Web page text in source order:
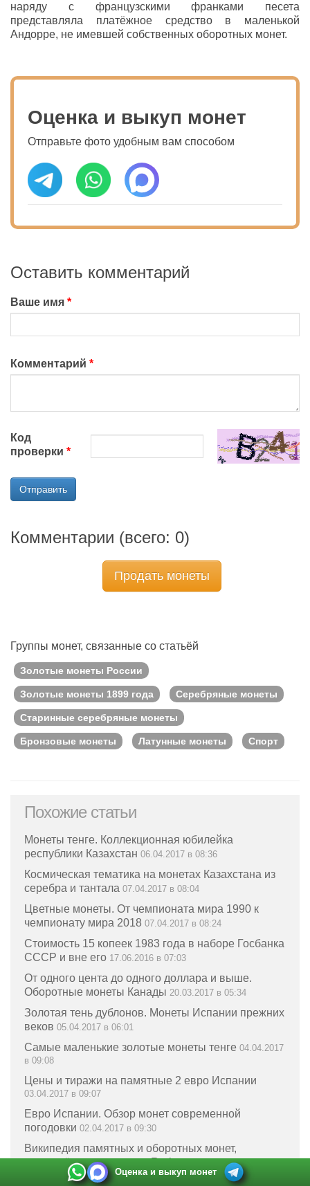
наряду с французскими франками песета
представляла платёжное средство в маленькой
Андорре, не имевшей собственных оборотных монет.
Оценка и выкуп монет
Отправьте фото удобным вам способом
Оставить комментарий
Ваше имя
Комментарий
Код
проверки
Отправить
Комментарии (всего: 0)
Продать монеты
Группы монет, связанные со статьёй
Золотые монеты России
Золотые монеты 1899 года Серебряные монеты
Старинные серебряные монеты
Бронзовые монеты Латунные монеты Спорт
Похожие статьи
Монеты тенге. Коллекционная юбилейка
республики Казахстан 06.04.2017 в 08:36
Космическая тематика на монетах Казахстана из
серебра и тантала 07.04.2017 в 08:04
Цветные монеты. От чемпионата мира 1990 к
чемпионату мира 2018 07.04.2017 в 08:24
Стоимость 15 копеек 1983 года в наборе Госбанка
СССР и вне его 17.06.2016 в 07:03
От одного цента до одного доллара и выше.
Оборотные монеты Канады 20.03.2017 в 05:34
Золотая тень дублонов. Монеты Испании прежних
веков 05.04.2017 в 06:01
Самые маленькие золотые монеты тенге 04.04.2017
в 09:08
Цены и тиражи на памятные 2 евро Испании
03.04.2017 в 09:07
Евро Испании. Обзор монет современной
погодовки 02.04.2017 в 09:30
Википедия памятных и оборотных монет,
воплощённая в проекте Raritetus
03.04.2017 в 08:04
Оценка и выкуп монет